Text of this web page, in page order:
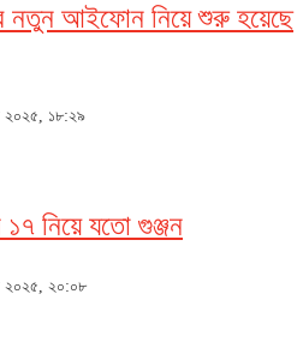
নতুন আইফোন নিয়ে শুরু হয়েছে
২০২৫, ১৮:২৯
নিয়ে যতো গুঞ্জন
২০২৫, ২০:০৮